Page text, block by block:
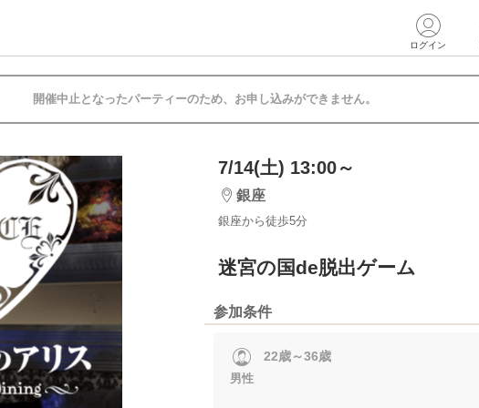
ログイン
開催中止となったパーティーのため、お申し込みができません。
7/14(土) 13:00～
銀座
銀座から徒歩5分
迷宮の国de脱出ゲーム
参加条件
男性
22歳～36歳